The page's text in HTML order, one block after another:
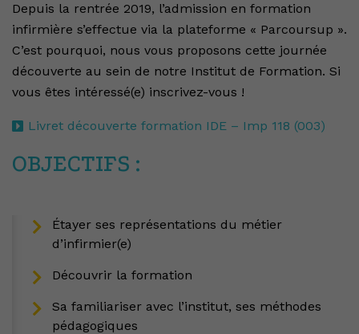
Nos atouts
Nos partenaires
Depuis la rentrée 2019, l’admission en formation
infirmière s’effectue via la plateforme « Parcoursup ».
C’est pourquoi, nous vous proposons cette journée
découverte au sein de notre Institut de Formation. Si
vous êtes intéressé(e) inscrivez-vous !
Livret découverte formation IDE – Imp 118 (003)
OBJECTIFS :
Étayer ses représentations du métier
d’infirmier(e)
Découvrir la formation
Sa familiariser avec l’institut, ses méthodes
pédagogiques